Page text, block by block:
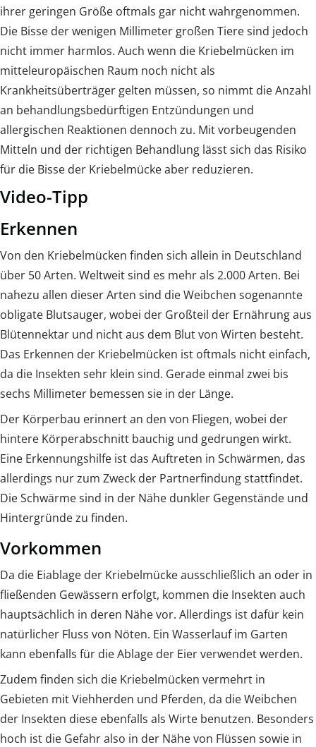
ihrer geringen Größe oftmals gar nicht wahrgenommen.
Die Bisse der wenigen Millimeter großen Tiere sind jedoch
nicht immer harmlos. Auch wenn die Kriebelmücken im
mitteleuropäischen Raum noch nicht als
Krankheitsüberträger gelten müssen, so nimmt die Anzahl
an behandlungsbedürftigen Entzündungen und
allergischen Reaktionen dennoch zu. Mit vorbeugenden
Mitteln und der richtigen Behandlung lässt sich das Risiko
für die Bisse der Kriebelmücke aber reduzieren.
Video-Tipp
Erkennen
Von den Kriebelmücken finden sich allein in Deutschland
über 50 Arten. Weltweit sind es mehr als 2.000 Arten. Bei
nahezu allen dieser Arten sind die Weibchen sogenannte
obligate Blutsauger, wobei der Großteil der Ernährung aus
Blütennektar und nicht aus dem Blut von Wirten besteht.
Das Erkennen der Kriebelmücken ist oftmals nicht einfach,
da die Insekten sehr klein sind. Gerade einmal zwei bis
sechs Millimeter bemessen sie in der Länge.
Der Körperbau erinnert an den von Fliegen, wobei der
hintere Körperabschnitt bauchig und gedrungen wirkt.
Eine Erkennungshilfe ist das Auftreten in Schwärmen, das
allerdings nur zum Zweck der Partnerfindung stattfindet.
Die Schwärme sind in der Nähe dunkler Gegenstände und
Hintergründe zu finden.
Vorkommen
Da die Eiablage der Kriebelmücke ausschließlich an oder in
fließenden Gewässern erfolgt, kommen die Insekten auch
hauptsächlich in deren Nähe vor. Allerdings ist dafür kein
natürlicher Fluss von Nöten. Ein Wasserlauf im Garten
kann ebenfalls für die Ablage der Eier verwendet werden.
Zudem finden sich die Kriebelmücken vermehrt in
Gebieten mit Viehherden und Pferden, da die Weibchen
der Insekten diese ebenfalls als Wirte benutzen. Besonders
hoch ist die Gefahr also in der Nähe von Flüssen sowie in